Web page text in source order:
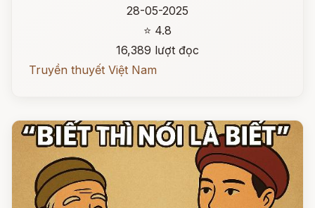
28-05-2025
⭐ 4.8
16,389 lượt đọc
Truyền thuyết Việt Nam